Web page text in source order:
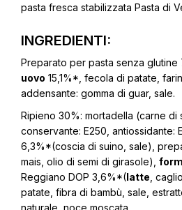
pasta fresca stabilizzata Pasta di
INGREDIENTI:
Preparato per pasta senza glutine
uovo 15,1%*, fecola di patate,
addensante: gomma di guar, sale.
Ripieno 30%: mortadella (carne di
conservante: E250, antiossidante:
6,3%*(coscia di suino, sale),
mais, olio di semi di girasole),
Reggiano DOP 3,6%*(latte ,
patate, fibra di bambù, sale,
naturale, noce moscata.